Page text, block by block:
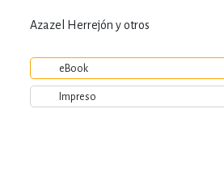
Azazel Herrejón y otros
eBook
Impreso